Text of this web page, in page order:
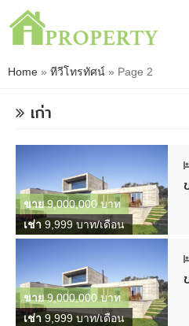
Home » ทีวีโทรทัศน์ » Page 2
เก่า
เช่า 9,999 บาท/เดือน
ขาย9,000,000 บาท
เช่า 9,999 บาท/เดือน
ขาย9,000,000 บาท